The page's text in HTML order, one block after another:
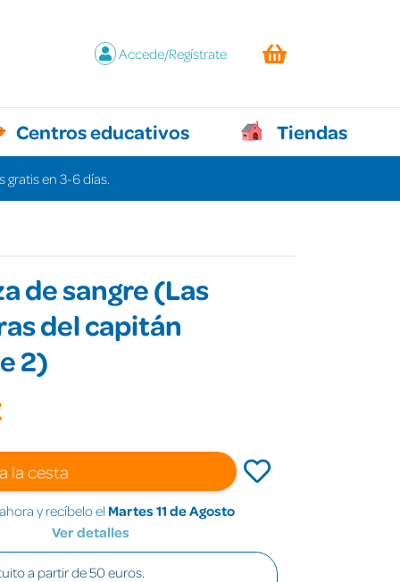
Accede/Regístrate
Centros educativos Tiendas
gratis en 3-6 días.
de sangre (Las
del capitán
2)
la cesta
y recíbelo el Martes 11 de Agosto
Ver detalles
a partir de 50 euros.